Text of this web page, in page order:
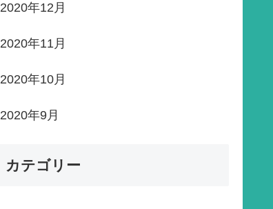
2020年12月
2020年11月
2020年10月
2020年9月
カテゴリー